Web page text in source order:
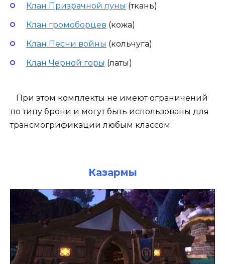
Клан Призрачной луны (ткань)
Клан громоборцев (кожа)
Клан Песни войны (кольчуга)
Клан Черной горы (латы)
При этом комплекты не имеют ограничений
по типу брони и могут быть использованы для
трансмогрификации любым классом.
Казармы